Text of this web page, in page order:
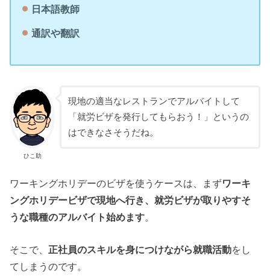
日本語教師
通訳や翻訳
ひこ助
現地の適当なレストランでアルバイトして
「就労ビザを発行してもらおう！」というの
はできなさそうだね。
ワーキングホリデーのビザを使うケースは、まずワーキ
ングホリデービザで現地へ行き、就労ビザが取りやすそ
うな職種のアルバイト始めます。
そこで、 正社員のスキルを身につけながら就職活動をし
てしまうのです。